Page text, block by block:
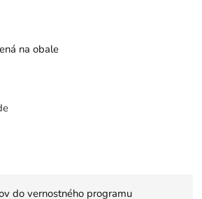
na obale
do vernostného programu